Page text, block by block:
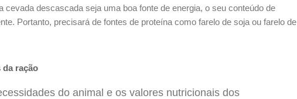
cevada descascada seja uma boa fonte de energia, o seu conteúdo de
Portanto, precisará de fontes de proteína como farelo de soja ou farelo de
da ração
do animal e os valores nutricionais dos